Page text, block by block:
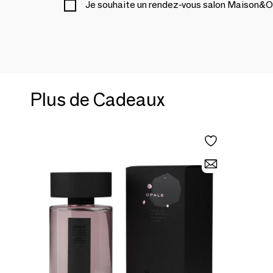
Je souhaite un rendez-vous salon
Plus de Cadeaux